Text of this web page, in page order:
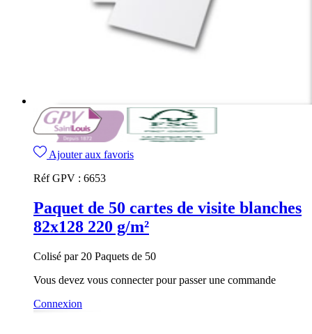
Ajouter aux favoris
Réf GPV : 6653
Paquet de 50 cartes de visite blanches
82x128 220 g/m²
Colisé par 20 Paquets de 50
Vous devez vous connecter pour passer une commande
Connexion